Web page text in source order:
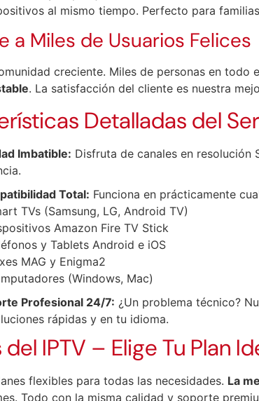
al mismo tiempo. Perfecto para
a Miles de Usuarios Felices
creciente. Miles de personas en
. La satisfacción del cliente es nuestra
Detalladas del
Imbatible: Disfruta de canales en resolución
Total: Funciona en prácticamente
TVs (Samsung, LG, Android TV)
Amazon Fire TV Stick
y Tablets Android e iOS
MAG y Enigma2
(Windows, Mac)
Profesional 24/7: ¿Un problema técnico?
rápidas y en tu idioma.
IPTV – Elige Tu Plan
flexibles para todas las necesidades. La
Todo con la misma calidad y soporte